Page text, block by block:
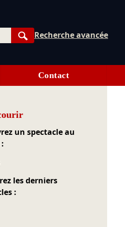
Rechercher
Recherche avancée
Contact
un spectacle au
les derniers
: